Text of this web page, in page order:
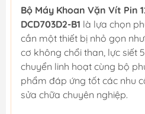
Bộ Máy Khoan Vặn Vít Pin
DCD703D2-B1 là lựa chọn
cần một thiết bị nhỏ gọn
cơ không chổi than, lực siết
chuyển linh hoạt cùng bộ
phẩm đáp ứng tốt các nhu
sửa chữa chuyên nghiệp.